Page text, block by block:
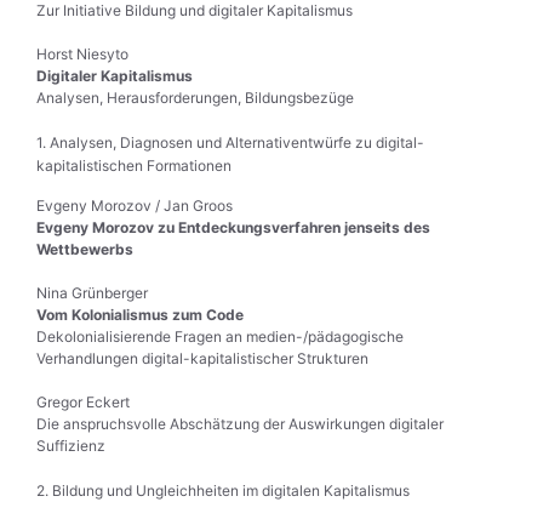
Zur Initiative Bildung und digitaler Kapitalismus
Horst Niesyto
Digitaler Kapitalismus
Analysen, Herausforderungen, Bildungsbezüge
1. Analysen, Diagnosen und Alternativentwürfe zu digital-
kapitalistischen Formationen
Evgeny Morozov / Jan Groos
Evgeny Morozov zu Entdeckungsverfahren jenseits des
Wettbewerbs
Nina Grünberger
Vom Kolonialismus zum Code
Dekolonialisierende Fragen an medien-/pädagogische
Verhandlungen digital-kapitalistischer Strukturen
Gregor Eckert
Die anspruchsvolle Abschätzung der Auswirkungen digitaler
Suffizienz
2. Bildung und Ungleichheiten im digitalen Kapitalismus